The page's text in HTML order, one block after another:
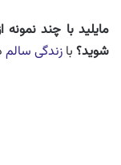
مایلید با چند
شوید؟ با زندگی سالم